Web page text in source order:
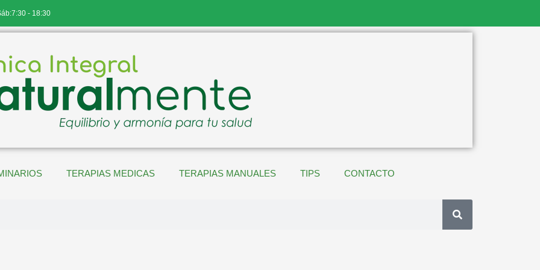
- 18:30
TERAPIAS MEDICAS TERAPIAS MANUALES TIPS CONTACTO